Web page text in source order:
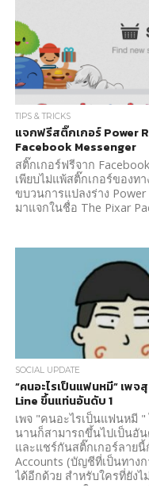
TIPS & TRICKS
แจกฟรีสติ๊กเกอร์ Power
Facebook Messenger
สติ๊กเกอร์ฟรีจาก
เพียบไม่แพ้สติ๊กเกอร์ของท
ขบวนการแปลงร่าง
มาแจกในชื่อ The Pixar
SOCIAL UPDATE
“คนอะไรเป็นแฟนหมี” เพ
Line ขึ้นแท่นอันดับ 1
เพจ "คนอะไรเป็นแฟนหมี "
นานก็สามารถขึ้นไปเป็นอั
และแชร์กันสติ๊กเกอร์ลาย
Accounts (บัญชีที่เป็นทาง
ได้อีกด้วย สำหรับใครที่ยัง